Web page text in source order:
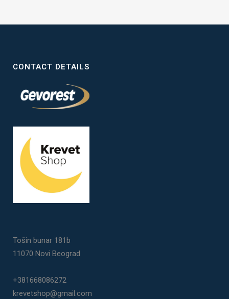
CONTACT DETAILS
Tošin bunar 181b
11070 Novi Beograd
+381668086272
krevetshop@gmail.com